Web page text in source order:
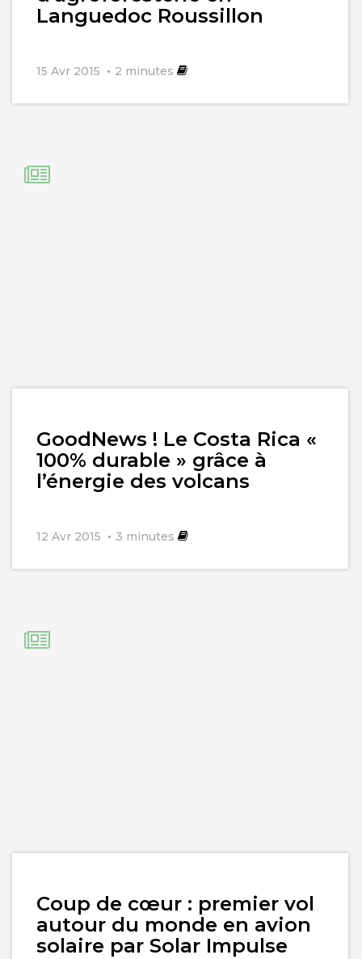
Languedoc Roussillon
15 Avr 2015 2 minutes
GoodNews ! Le Costa Rica «
100% durable » grâce à
l’énergie des volcans
12 Avr 2015 3 minutes
l'article
Coup de cœur : premier vol
autour du monde en avion
solaire par Solar Impulse
l'article